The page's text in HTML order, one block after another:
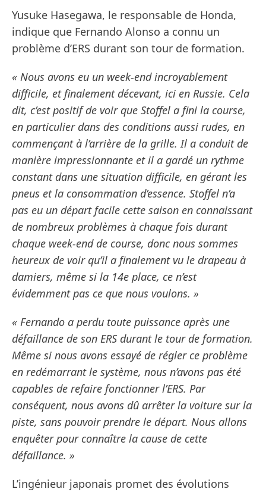
Yusuke Hasegawa, le responsable de Honda,
indique que Fernando Alonso a connu un
problème d’ERS durant son tour de formation.
« Nous avons eu un week-end incroyablement
difficile, et finalement décevant, ici en Russie. Cela
dit, c’est positif de voir que Stoffel a fini la course,
en particulier dans des conditions aussi rudes, en
commençant à l’arrière de la grille. Il a conduit de
manière impressionnante et il a gardé un rythme
constant dans une situation difficile, en gérant les
pneus et la consommation d’essence. Stoffel n’a
pas eu un départ facile cette saison en connaissant
de nombreux problèmes à chaque fois durant
chaque week-end de course, donc nous sommes
heureux de voir qu’il a finalement vu le drapeau à
damiers, même si la 14e place, ce n’est
évidemment pas ce que nous voulons. »
« Fernando a perdu toute puissance après une
défaillance de son ERS durant le tour de formation.
Même si nous avons essayé de régler ce problème
en redémarrant le système, nous n’avons pas été
capables de refaire fonctionner l’ERS. Par
conséquent, nous avons dû arrêter la voiture sur la
piste, sans pouvoir prendre le départ. Nous allons
enquêter pour connaître la cause de cette
défaillance. »
L’ingénieur japonais promet des évolutions